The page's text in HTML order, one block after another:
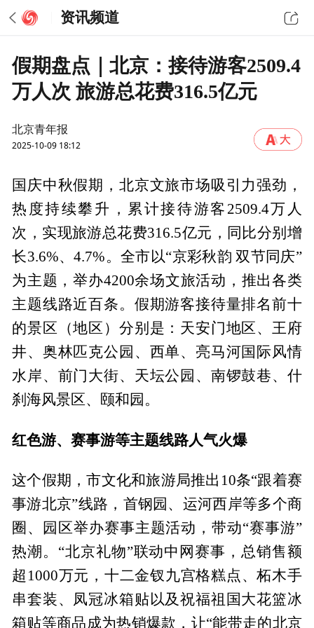
资讯频道
假期盘点｜北京：接待游客2509.4
万人次 旅游总花费316.5亿元
北京青年报
2025-10-09 18:12
国庆中秋假期，北京文旅市场吸引力强劲，
热度持续攀升，累计接待游客2509.4万人
次，实现旅游总花费316.5亿元，同比分别增
长3.6%、4.7%。全市以“京彩秋韵 双节同庆”
为主题，举办4200余场文旅活动，推出各类
主题线路近百条。假期游客接待量排名前十
的景区（地区）分别是：天安门地区、王府
井、奥林匹克公园、西单、亮马河国际风情
水岸、前门大街、天坛公园、南锣鼓巷、什
刹海风景区、颐和园。
红色游、赛事游等主题线路人气火爆
这个假期，市文化和旅游局推出10条“跟着赛
事游北京”线路，首钢园、运河西岸等多个商
圈、园区举办赛事主题活动，带动“赛事游”
热潮。“北京礼物”联动中网赛事，总销售额
超1000万元，十二金钗九宫格糕点、柘木手
串套装、凤冠冰箱贴以及祝福祖国大花篮冰
箱贴等商品成为热销爆款，让“能带走的北京